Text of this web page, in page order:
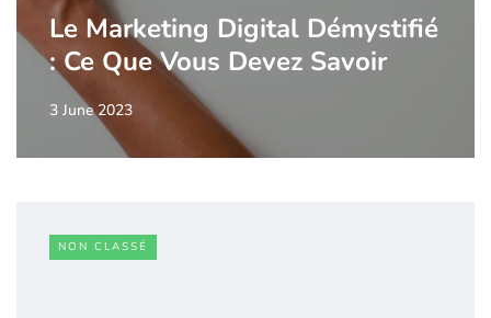
Le Marketing Digital Démystifié
: Ce Que Vous Devez Savoir
3 June 2023
NON CLASSÉ